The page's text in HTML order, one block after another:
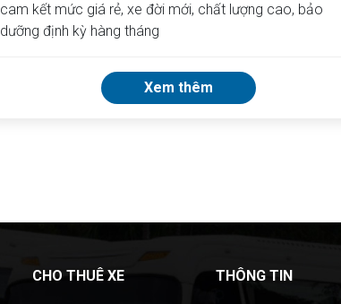
cam kết mức giá rẻ, xe đời mới, chất lượng cao, bảo
dưỡng định kỳ hàng tháng
Xem thêm
CHO THUÊ XE THÔNG TIN